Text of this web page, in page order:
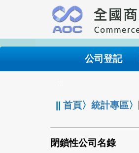
要
內
公司登記
||首頁〉統計專區〉
閉鎖性公司名錄